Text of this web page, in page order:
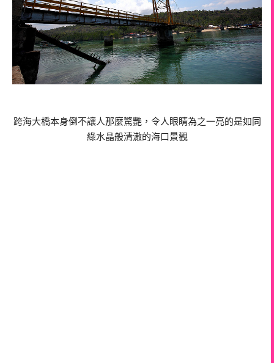
跨海大橋本身倒不讓人那麼驚艷，令人眼睛為之一亮的是如同
綠水晶般清澈的海口景觀